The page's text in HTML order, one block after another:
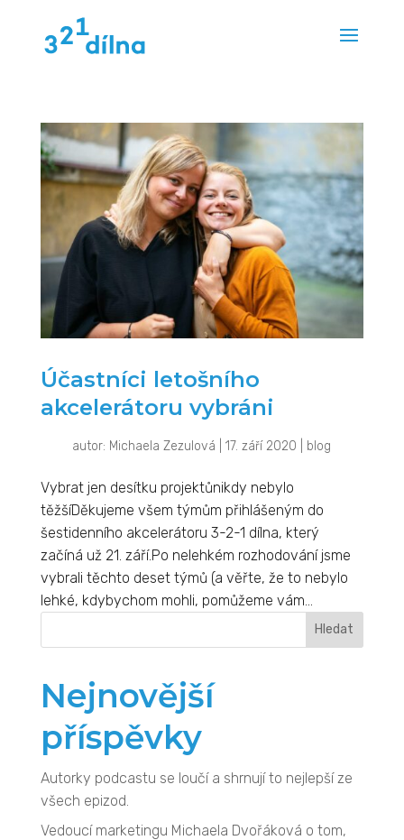
Účastníci letošního
akcelerátoru vybráni
autor: Michaela Zezulová |17. září 2020 blog
Vybrat jen desítku projektůnikdy nebylo
těžšíDěkujeme všem týmům přihlášeným do
šestidenního akcelerátoru 3-2-1 dílna, který
začíná už 21. září.Po nelehkém rozhodování jsme
vybrali těchto deset týmů (a věřte, že to nebylo
lehké, kdybychom mohli, pomůžeme vám...
Hledat
Nejnovější
příspěvky
Autorky podcastu se loučí a shrnují to nejlepší ze
všech epizod.
Vedoucí marketingu Michaela Dvořáková o tom,